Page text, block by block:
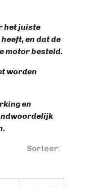
het juiste
en dat de
motor besteld.
worden
en
Sorteer: